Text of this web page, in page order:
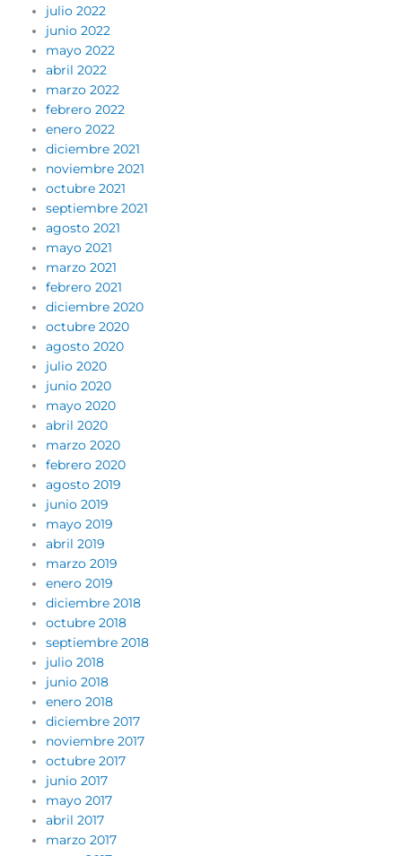
julio 2022
junio 2022
mayo 2022
abril 2022
marzo 2022
febrero 2022
enero 2022
diciembre 2021
noviembre 2021
octubre 2021
septiembre 2021
agosto 2021
mayo 2021
marzo 2021
febrero 2021
diciembre 2020
octubre 2020
agosto 2020
julio 2020
junio 2020
mayo 2020
abril 2020
marzo 2020
febrero 2020
agosto 2019
junio 2019
mayo 2019
abril 2019
marzo 2019
enero 2019
diciembre 2018
octubre 2018
septiembre 2018
julio 2018
junio 2018
enero 2018
diciembre 2017
noviembre 2017
octubre 2017
junio 2017
mayo 2017
abril 2017
marzo 2017